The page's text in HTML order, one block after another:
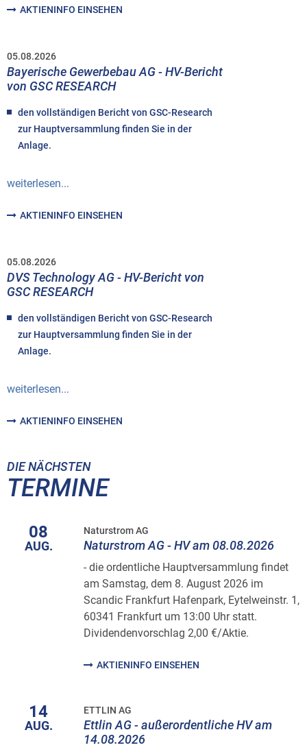
AKTIENINFO EINSEHEN
05.08.2026
Bayerische Gewerbebau AG - HV-Bericht
von GSC RESEARCH
den vollständigen Bericht von GSC-Research
zur Hauptversammlung finden Sie in der
Anlage.
weiterlesen...
AKTIENINFO EINSEHEN
05.08.2026
DVS Technology AG - HV-Bericht von
GSC RESEARCH
den vollständigen Bericht von GSC-Research
zur Hauptversammlung finden Sie in der
Anlage.
weiterlesen...
AKTIENINFO EINSEHEN
DIE NÄCHSTEN
TERMINE
08
AUG.
Naturstrom AG
Naturstrom AG - HV am 08.08.2026
- die ordentliche Hauptversammlung findet
am Samstag, dem 8. August 2026 im
Scandic Frankfurt Hafenpark, Eytelweinstr. 1,
60341 Frankfurt um 13:00 Uhr statt.
Dividendenvorschlag 2,00 €/Aktie.
AKTIENINFO EINSEHEN
14
AUG.
ETTLIN AG
Ettlin AG - außerordentliche HV am
14.08.2026